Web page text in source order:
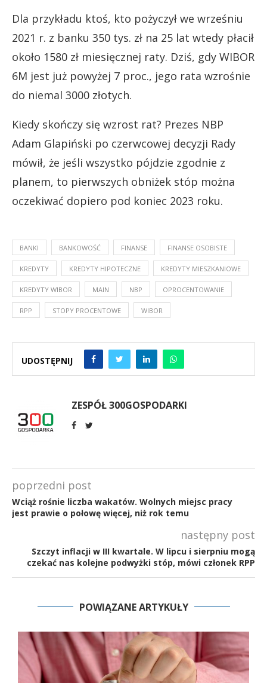
Dla przykładu ktoś, kto pożyczył we wrześniu
2021 r. z banku 350 tys. zł na 25 lat wtedy płacił
około 1580 zł miesięcznej raty. Dziś, gdy WIBOR
6M jest już powyżej 7 proc., jego rata wzrośnie
do niemal 3000 złotych.
Kiedy skończy się wzrost rat? Prezes NBP
Adam Glapiński po czerwcowej decyzji Rady
mówił, że jeśli wszystko pójdzie zgodnie z
planem, to pierwszych obniżek stóp można
oczekiwać dopiero pod koniec 2023 roku.
BANKI BANKOWOŚĆ FINANSE FINANSE OSOBISTE
KREDYTY KREDYTY HIPOTECZNE KREDYTY MIESZKANIOWE
KREDYTY WIBOR MAIN NBP OPROCENTOWANIE
RPP STOPY PROCENTOWE WIBOR
UDOSTĘPNIJ
ZESPÓŁ 300GOSPODARKI
poprzedni post
Wciąż rośnie liczba wakatów. Wolnych miejsc pracy
jest prawie o połowę więcej, niż rok temu
następny post
Szczyt inflacji w III kwartale. W lipcu i sierpniu mogą
czekać nas kolejne podwyżki stóp, mówi członek RPP
POWIĄZANE ARTYKUŁY